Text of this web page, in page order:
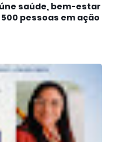
saúde, bem-estar
pessoas em ação